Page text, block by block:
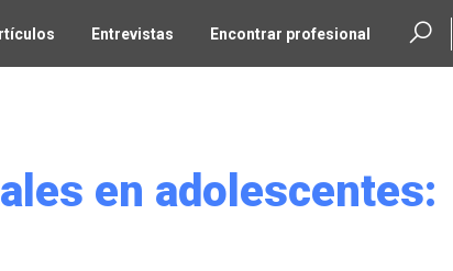
Entrevistas Encontrar profesional
en adolescentes: